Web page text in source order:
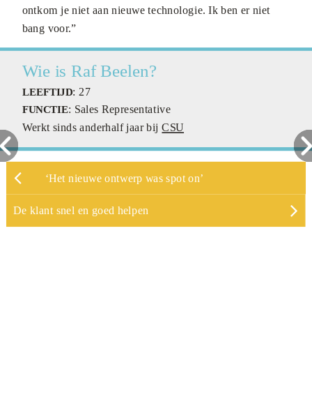
ontkom je niet aan nieuwe technologie. Ik ben er niet
bang voor.”
Wie is Raf Beelen?
LEEFTIJD: 27
FUNCTIE: Sales Representative
Werkt sinds anderhalf jaar bijCSU
‘Het nieuwe ontwerp was spot on’
De klant snel en goed helpen